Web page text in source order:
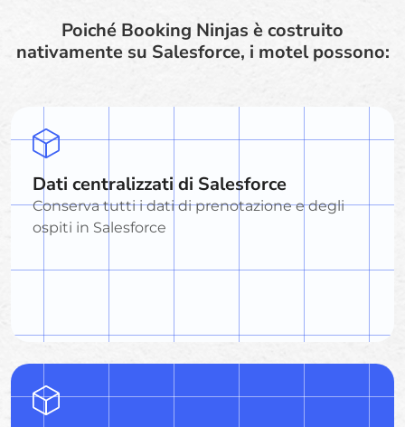
Poiché Booking Ninjas è costruito
nativamente su Salesforce, i motel possono:
Dati centralizzati di Salesforce
Conserva tutti i dati di prenotazione e degli
ospiti in Salesforce